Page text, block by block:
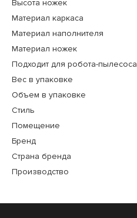
Высота ножек
Материал каркаса
Материал наполнителя
Материал ножек
Подходит для робота-пылесоса
Вес в упаковке
Объем в упаковке
Стиль
Помещение
Бренд
Страна бренда
Производство